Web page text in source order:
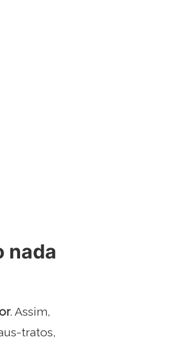
nada
. Assim,
tratos,